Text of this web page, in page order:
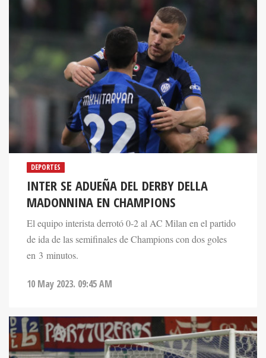
DEPORTES
INTER SE ADUEÑA DEL DERBY DELLA
MADONNINA EN CHAMPIONS
El equipo interista derrotó 0-2 al AC Milan en el partido
de ida de las semifinales de Champions con dos goles
en 3 minutos.
10 May 2023. 09:45 AM